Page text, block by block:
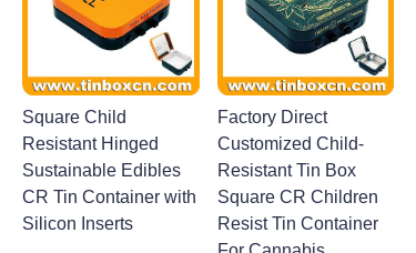
Square Child
Resistant Hinged
Sustainable Edibles
CR Tin Container with
Silicon Inserts
Factory Direct
Customized Child-
Resistant Tin Box
Square CR Children
Resist Tin Container